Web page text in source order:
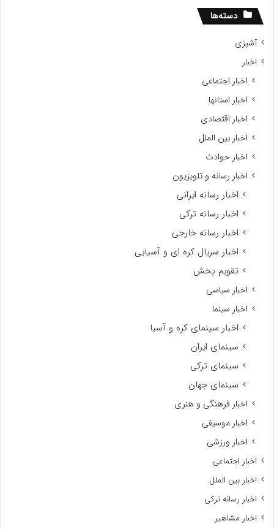
دسته‌ها
آشپزی
اخبار
اخبار اجتماعی
اخبار استانها
اخبار اقتصادی
اخبار بین الملل
اخبار حوادث
اخبار رسانه و تلویزیون
اخبار رسانه ایرانی
اخبار رسانه ترکی
اخبار رسانه خارجی
اخبار سریال کره ای و آسیایی
تقویم پخش
اخبار سیاسی
اخبار سینما
اخبار سینمای کره و آسیا
سینمای ایران
سینمای ترکی
سینمای جهان
اخبار فرهنگی و هنری
اخبار موسیقی
اخبار ورزشی
اخبار اجتماعی
اخبار بین الملل
اخبار رسانه ترکی
اخبار مشاهیر